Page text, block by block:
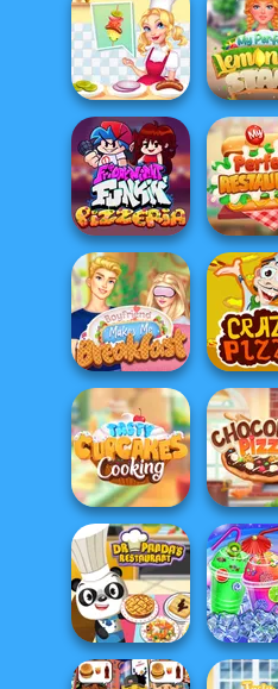
Yummy
Chocolate
Factory
Funny
Michelin Star
Chef
My
FNF Pizzeria
My
Boyfriend Makes
Me Breakfast
Crazy
Tasty Cupcakes
Cooking